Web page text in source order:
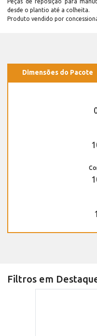
Peças de reposição para
desde o plantio até a colheita.
Produto vendido por
Dimensões do Pacote
Filtros em